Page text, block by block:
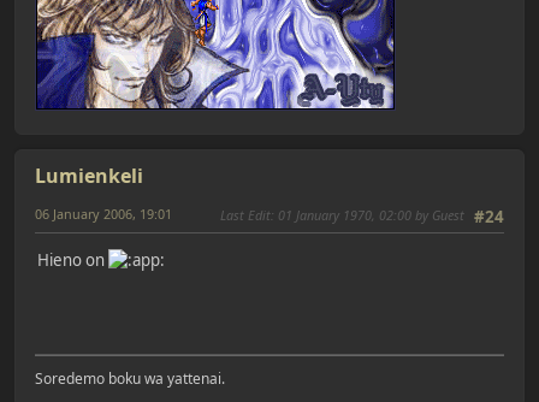
Lumienkeli
#24
06 January 2006, 19:01 Last Edit: 01 January 1970, 02:00 by Guest
Hieno on
Soredemo boku wa yattenai.